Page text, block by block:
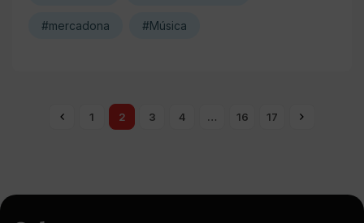
#mercadona #Música
1 2 3 4 … 16 17